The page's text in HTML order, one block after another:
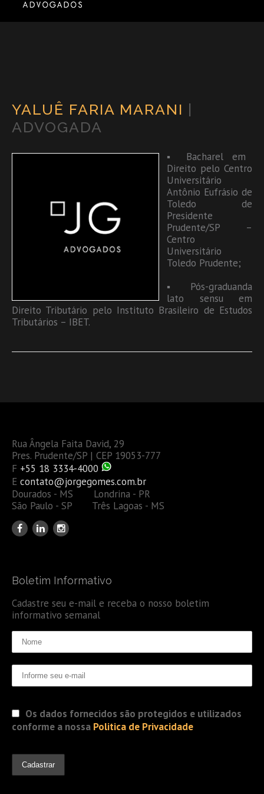
YALUÊ FARIA MARANI |
ADVOGADA
▪ Bacharel em
Direito pelo Centro
Universitário
Antônio Eufrásio de
Toledo de
Presidente
Prudente/SP –
Centro
Universitário
Toledo Prudente;
▪ Pós-graduanda
lato sensu em
Direito Tributário pelo Instituto Brasileiro de Estudos
Tributários – IBET.
Rua Ângela Faita David, 29
Pres. Prudente/SP | CEP 19053-777
F +55 18 3334-4000
E contato@jorgegomes.com.br
Dourados - MS Londrina - PR
São Paulo - SP Três Lagoas - MS
Boletim Informativo
Cadastre seu e-mail e receba o nosso boletim
informativo semanal
Os dados fornecidos são protegidos e utilizados
conforme a nossa Politica de Privacidade